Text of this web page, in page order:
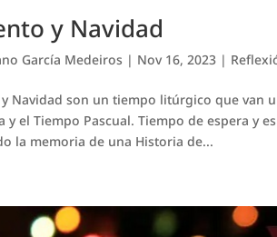
y Navidad
García Medeiros | Nov 16, 2023 |
Navidad son un tiempo litúrgico que van
y el Tiempo Pascual. Tiempo de espera y
la memoria de una Historia de...